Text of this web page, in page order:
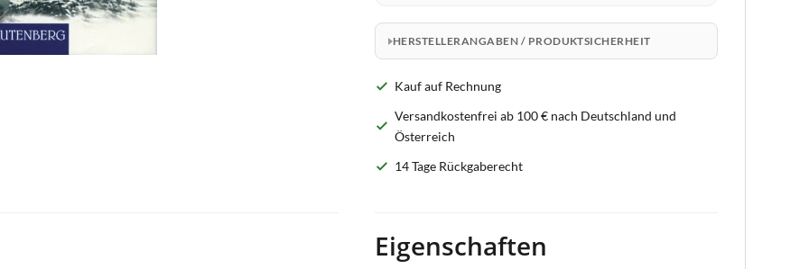
HERSTELLERANGABEN / PRODUKTSICHERHEIT
Kauf auf Rechnung
Versandkostenfrei ab 100 € nach Deutschland und
Österreich
14 Tage Rückgaberecht
Eigenschaften